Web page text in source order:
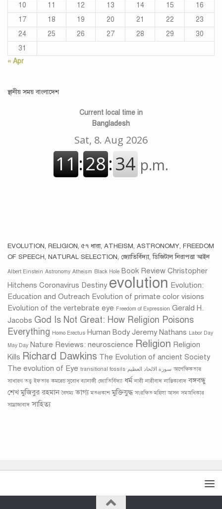
10
11 12 13 14 15
16
17
18 19 20 21 22
23
24
25 26 27 28 29
30
31
« Apr
স্থানীয় সময় বাংলাদেশ
Current local time in
Bangladesh
EVOLUTION, RELIGION, ৫৭ ধারা, ATHEISM, ASTRONOMY, FREEDOM
OF SPEECH, NATURAL SELECTION, জ্যোতির্বিদ্যা, ডিজিটাল নিরাপত্তা আইন
Albert Einstein Astronomy Atheism Black Hole Book Review Christopher
Hitchens Coronavirus Destiny evolution Evolution:
Education and Outreach Evolution of primate color visions
Evolution of the vertebrate eye Freedom of Expression Gerald H.
Jacobs God Is Not Great: How Religion Poisons
Everything Homo Erectus Human Body Jeremy Nathans Labor Day
May Day Nature Reviews: neuroscience Religion Religion
Kills Richard Dawkins The Evolution of ancient Society
The evolution of Eye transitional fossils سورة الالحاد العظيم আপেক্ষিকতার
সাধারণ তত্ত্ব ইফতার কমরেড সুবোধ ব্যানার্জী জ্যোতির্বিদ্যা ধর্ম নারী নারীবাদ নাস্তিক‍্যবাদ বঙ্গবন্ধু
শেখ মুজিবুর রহমান বৈষম্য ভাগ্য মতপ্রকাশ মুক্তিযুদ্ধ সংরক্ষিত মহিলা আসন সমঅধিকার
সাম্রাজ্যবাদ সাহিত্য